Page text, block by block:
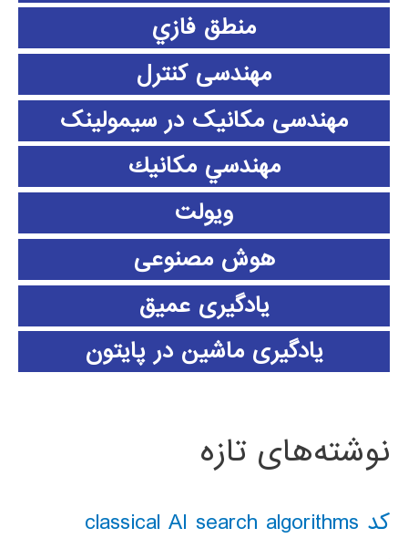
منطق فازي
مهندسی کنترل
مهندسی مکانیک در سیمولینک
مهندسي مكانيك
ویولت
هوش مصنوعی
یادگیری عمیق
یادگیری ماشین در پایتون
نوشته‌های تازه
کد classical AI search algorithms